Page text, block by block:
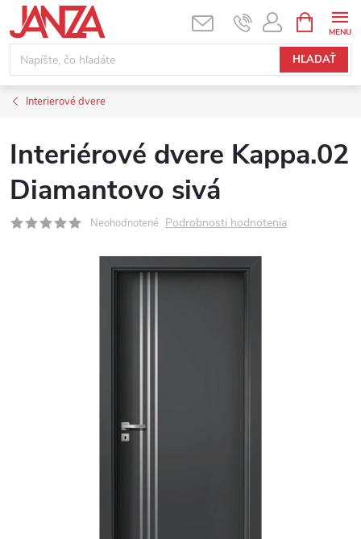
Prejsť na obsah
HĽADAŤ
Interierové dvere
Interiérové dvere Kappa.02
Diamantovo sivá
Neohodnotené Podrobnosti hodnotenia